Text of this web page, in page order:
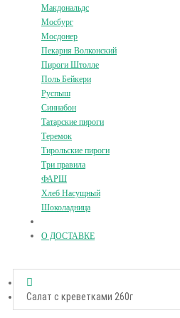
Макдональдс
Мосбург
Мосдонер
Пекарня Волконский
Пироги Штолле
Поль Бейкери
Руспыш
Синнабон
Татарские пироги
Теремок
Тирольские пироги
Три правила
ФАРШ
Хлеб Насущный
Шоколадница
О ДОСТАВКЕ
Салат с креветками 260г